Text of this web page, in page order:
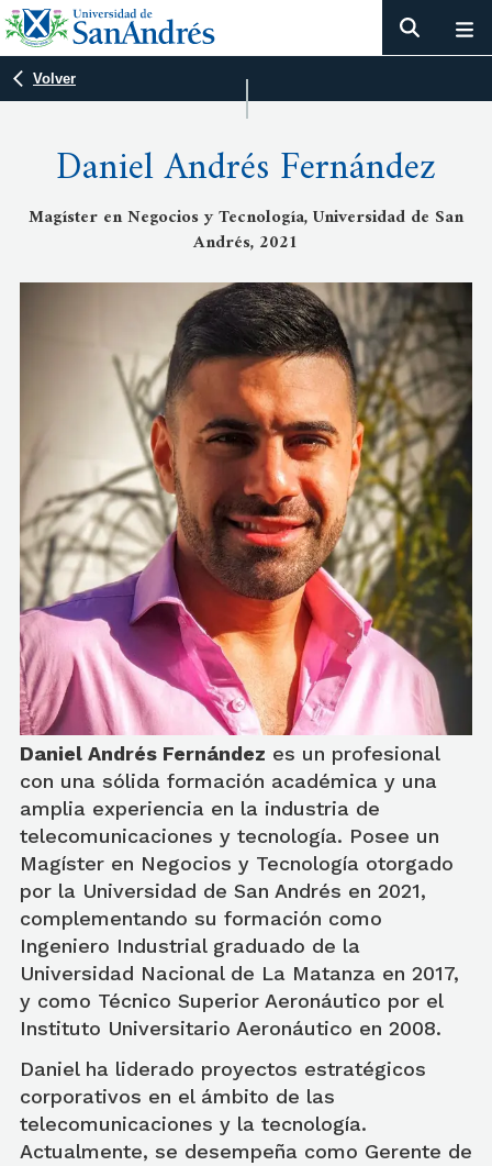
Volver
Daniel Andrés Fernández
Magíster en Negocios y Tecnología, Universidad de San
Andrés, 2021
Daniel Andrés Fernández es un profesional
con una sólida formación académica y una
amplia experiencia en la industria de
telecomunicaciones y tecnología. Posee un
Magíster en Negocios y Tecnología otorgado
por la Universidad de San Andrés en 2021,
complementando su formación como
Ingeniero Industrial graduado de la
Universidad Nacional de La Matanza en 2017,
y como Técnico Superior Aeronáutico por el
Instituto Universitario Aeronáutico en 2008.
Daniel ha liderado proyectos estratégicos
corporativos en el ámbito de las
telecomunicaciones y la tecnología.
Actualmente, se desempeña como Gerente de